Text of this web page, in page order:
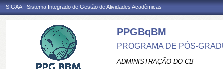
SIGAA - Sistema Integrado de Gestão de Atividades Acadêmicas
PPGBqBM
PROGRAMA DE PÓS-
ADMINISTRAÇÃO DO CB